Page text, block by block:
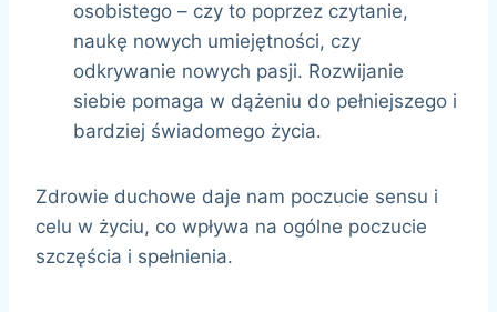
osobistego – czy to poprzez czytanie,
naukę nowych umiejętności, czy
odkrywanie nowych pasji. Rozwijanie
siebie pomaga w dążeniu do pełniejszego i
bardziej świadomego życia.
Zdrowie duchowe daje nam poczucie sensu i
celu w życiu, co wpływa na ogólne poczucie
szczęścia i spełnienia.